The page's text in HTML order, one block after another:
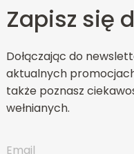
Zapisz się
Dołączając do
aktualnych
także poznasz
wełnianych.